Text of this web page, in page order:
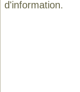
d'information.